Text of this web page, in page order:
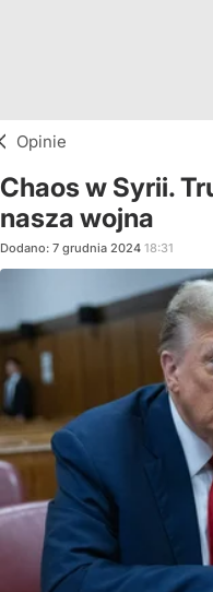
Opinie
Chaos w Syrii.
nasza wojna
Dodano: 7 grudnia 2024 18:31